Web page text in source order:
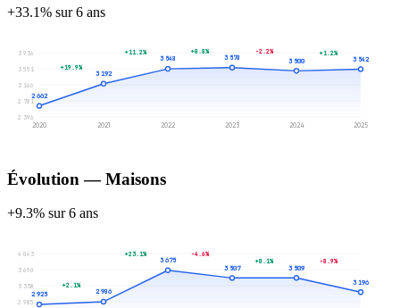
+33.1% sur 6 ans
2 396
2 781
3 166
3 551
3 936
2 662
2020
3 192
2021
3 548
2022
3 578
2023
3 500
2024
3 542
2025
+19.9%
+11.2% +0.8% -2.2% +1.2%
Évolution — Maisons
+9.3% sur 6 ans
2 985
3 338
3 690
4 043
2 925 2 986
3 675
3 507 3 509
3 196
+2.1%
+23.1%
-4.6%
+0.1%
-8.9%